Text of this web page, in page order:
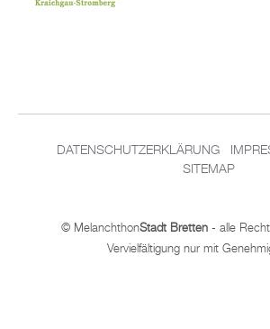
DATENSCHUTZERKLÄRUNG
SITEMAP
© MelanchthonStadt Bretten - alle
Vervielfältigung nur mit